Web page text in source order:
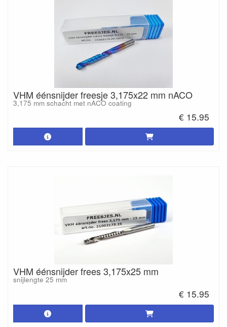
VHM éénsnijder freesje 3,175x22 mm nACO
3,175 mm schacht met nACO coating
€ 15.95
VHM éénsnijder frees 3,175x25 mm
snijlengte 25 mm
€ 15.95